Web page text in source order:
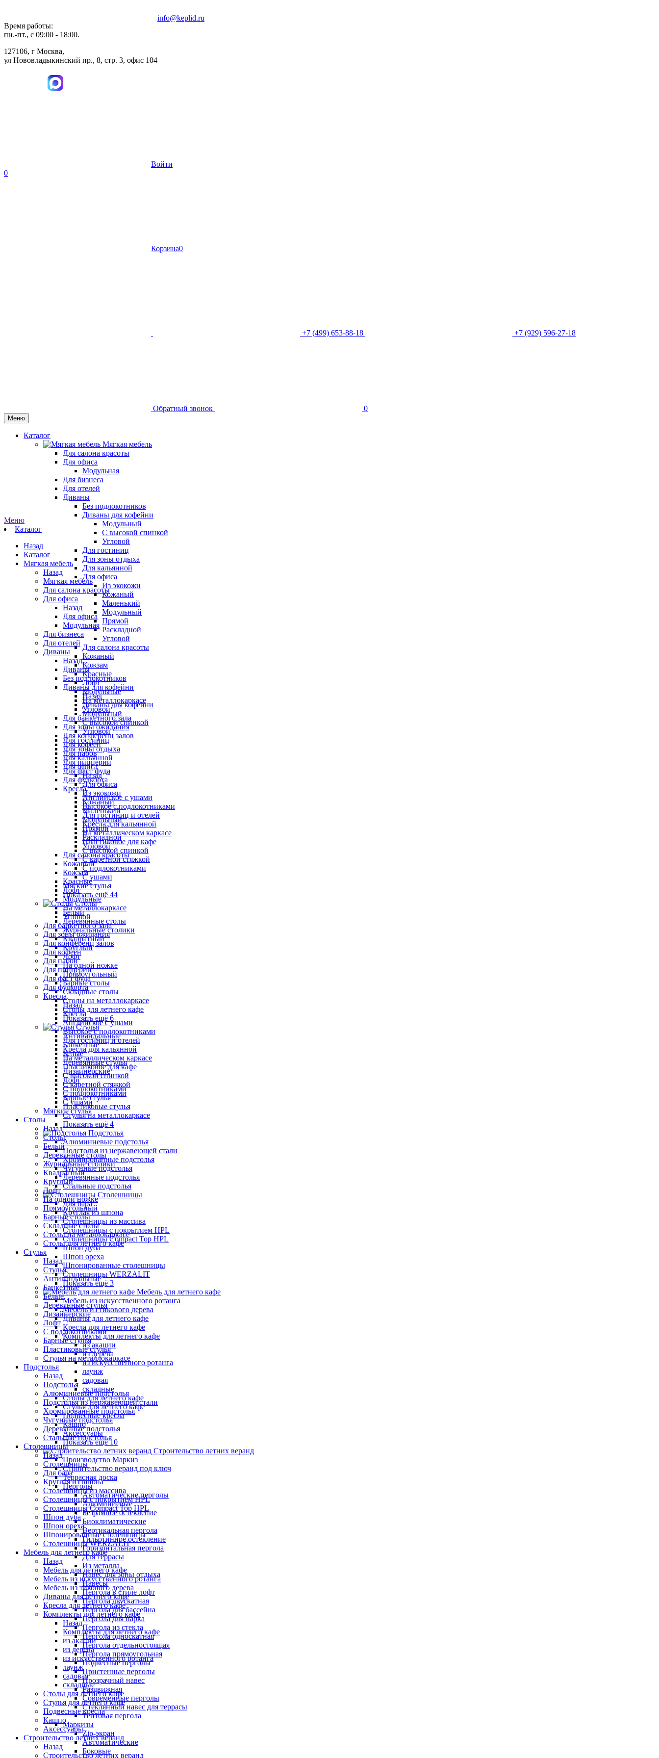
Время работы:
пн.-пт., с 09:00 - 18:00.
127106, г Москва,
ул Нововладыкинский пр., 8, стр. 3, офис 104
info@keplid.ru
Войти
0
Корзина0
+7 (499) 653-88-18 +7 (929) 596-27-18
Обратный звонок 0
Меню
Каталог
Мягкая мебель
Для салона красоты
Для офиса
Модульная
Для бизнеса
Для отелей
Диваны
Без подлокотников
Диваны для кофейни
Модульный
С высокой спинкой
Угловой
Для гостиниц
Для зоны отдыха
Для кальянной
Для офиса
Из экокожи
Кожаный
Маленький
Модульный
Прямой
Раскладной
Угловой
Для салона красоты
Кожаный
Кожзам
Красные
Лофт
Модульные
На металлокаркасе
Угловой
Для банкетного зала
Для зоны ожидания
Для конференц залов
Для кофеен
Для пабов
Для пиццерии
Для фаст фуда
Для фудкорта
Кресла
Английское с ушами
Высокое с подлокотниками
Для гостиниц и отелей
Кресла для кальянной
На металлическом каркасе
Пластиковое для кафе
С высокой спинкой
С каретной стяжкой
С подлокотниками
С ушами
Мягкие стулья
Показать ещё 44
Столы
Белый
Деревянные столы
Журнальные столики
Квадратный
Круглый
Лофт
На одной ножке
Прямоугольный
Барные столы
Складные столы
Столы на металлокаркасе
Столы для летнего кафе
Показать ещё 6
Стулья
Антивандальные
Банкетные
Белые
Деревянные стулья
Дизайнерские
Лофт
С подлокотниками
Барные стулья
Пластиковые стулья
Стулья на металлокаркасе
Показать ещё 4
Подстолья
Алюминиевые подстолья
Подстолья из нержавеющей стали
Хромированные подстолья
Чугунные подстолья
Деревянные подстолья
Стальные подстолья
Столешницы
Для бара
Круглая из шпона
Столешницы из массива
Столешницы с покрытием HPL
Столешницы Сompact Top HPL
Шпон дуба
Шпон ореха
Шпонированные столешницы
Столешницы WERZALIT
Показать ещё 3
Мебель для летнего кафе
Мебель из искусственного ротанга
Мебель из тикового дерева
Диваны для летнего кафе
Кресла для летнего кафе
Комплекты для летнего кафе
из акации
из дерева
из искусственного ротанга
лаунж
садовая
складные
Столы для летнего кафе
Стулья для летнего кафе
Подвесные кресла
Кашпо
Аксессуары
Показать ещё 10
Строительство летних веранд
Производство Маркиз
Строительство веранд под ключ
Террасная доска
Перголы
Автоматические перголы
Алюминиевые
Безрамное остекление
Биоклиматические
Вертикальная пергола
Гильотинное остекление
Горизонтальная пергола
Для террасы
Из металла
Навес для зоны отдыха
Навесы
Пергола в стиле лофт
Пергола двускатная
Пергола для бассейна
Пергола для парка
Пергола из стекла
Пергола односкатная
Пергола отдельностоящая
Пергола прямоугольная
Подвесные перголы
Пристенные перголы
Прозрачный навес
Раздвижная
Современные перголы
Стеклянный навес для террасы
Тентовая пергола
Маркизы
Zip-экран
Автоматические
Боковые
Меню
Каталог
Назад
Каталог
Мягкая мебель
Назад
Мягкая мебель
Для салона красоты
Для офиса
Назад
Для офиса
Модульная
Для бизнеса
Для отелей
Диваны
Назад
Диваны
Без подлокотников
Диваны для кофейни
Назад
Диваны для кофейни
Модульный
С высокой спинкой
Угловой
Для гостиниц
Для зоны отдыха
Для кальянной
Для офиса
Назад
Для офиса
Из экокожи
Кожаный
Маленький
Модульный
Прямой
Раскладной
Угловой
Для салона красоты
Кожаный
Кожзам
Красные
Лофт
Модульные
На металлокаркасе
Угловой
Для банкетного зала
Для зоны ожидания
Для конференц залов
Для кофеен
Для пабов
Для пиццерии
Для фаст фуда
Для фудкорта
Кресла
Назад
Кресла
Английское с ушами
Высокое с подлокотниками
Для гостиниц и отелей
Кресла для кальянной
На металлическом каркасе
Пластиковое для кафе
С высокой спинкой
С каретной стяжкой
С подлокотниками
С ушами
Мягкие стулья
Столы
Назад
Столы
Белый
Деревянные столы
Журнальные столики
Квадратный
Круглый
Лофт
На одной ножке
Прямоугольный
Барные столы
Складные столы
Столы на металлокаркасе
Столы для летнего кафе
Стулья
Назад
Стулья
Антивандальные
Банкетные
Белые
Деревянные стулья
Дизайнерские
Лофт
С подлокотниками
Барные стулья
Пластиковые стулья
Стулья на металлокаркасе
Подстолья
Назад
Подстолья
Алюминиевые подстолья
Подстолья из нержавеющей стали
Хромированные подстолья
Чугунные подстолья
Деревянные подстолья
Стальные подстолья
Столешницы
Назад
Столешницы
Для бара
Круглая из шпона
Столешницы из массива
Столешницы с покрытием HPL
Столешницы Сompact Top HPL
Шпон дуба
Шпон ореха
Шпонированные столешницы
Столешницы WERZALIT
Мебель для летнего кафе
Назад
Мебель для летнего кафе
Мебель из искусственного ротанга
Мебель из тикового дерева
Диваны для летнего кафе
Кресла для летнего кафе
Комплекты для летнего кафе
Назад
Комплекты для летнего кафе
из акации
из дерева
из искусственного ротанга
лаунж
садовая
складные
Столы для летнего кафе
Стулья для летнего кафе
Подвесные кресла
Кашпо
Аксессуары
Строительство летних веранд
Назад
Строительство летних веранд